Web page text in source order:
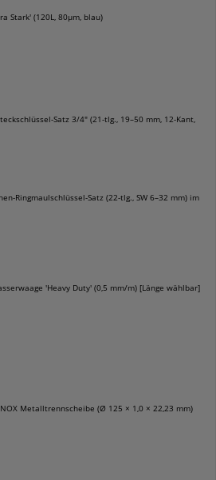
Stark' (120L, 80µm, blau)
Steckschlüssel-Satz 3/4" (21-tlg., 19–50 mm, 12-Kant,
Ringmaulschlüssel-Satz (22-tlg., SW 6–32 mm) im
'Heavy Duty' (0,5 mm/m) [Länge wählbar]
INOX Metalltrennscheibe (Ø 125 × 1,0 × 22,23 mm)